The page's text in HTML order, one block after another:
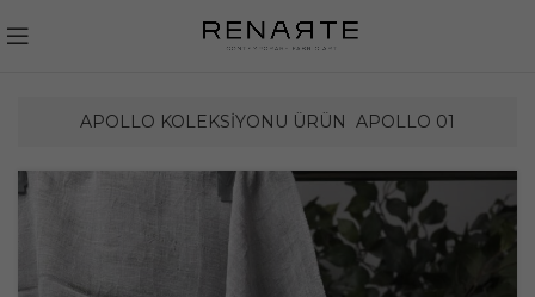
APOLLO KOLEKSIYONU ÜRÜN APOLLO 01